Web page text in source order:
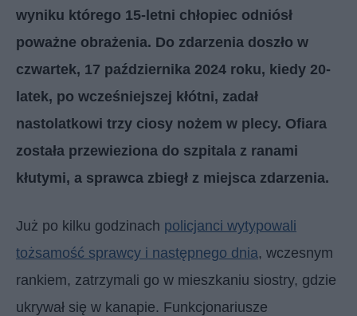
wyniku którego 15-letni chłopiec odniósł
poważne obrażenia. Do zdarzenia doszło w
czwartek, 17 października 2024 roku, kiedy 20-
latek, po wcześniejszej kłótni, zadał
nastolatkowi trzy ciosy nożem w plecy. Ofiara
została przewieziona do szpitala z ranami
kłutymi, a sprawca zbiegł z miejsca zdarzenia.
Już po kilku godzinach policjanci wytypowali
tożsamość sprawcy i następnego dnia, wczesnym
rankiem, zatrzymali go w mieszkaniu siostry, gdzie
ukrywał się w kanapie. Funkcjonariusze